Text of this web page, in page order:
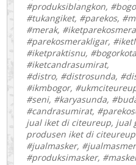
#produksiblangkon,
#tukangiket, #parekos,
#merak,
#parekosmerakligar,
#iketpraktisnu,
#iketcandrasumirat,
#distro, #distrosunda,
#ikmbogor,
#seni, #karyasunda,
#candrasumirat,
jual iket di citeureup, jual
produsen iket di
#jualmasker,
#produksimasker,